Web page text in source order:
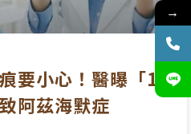
要小心！醫曝「1
阿茲海默症
→